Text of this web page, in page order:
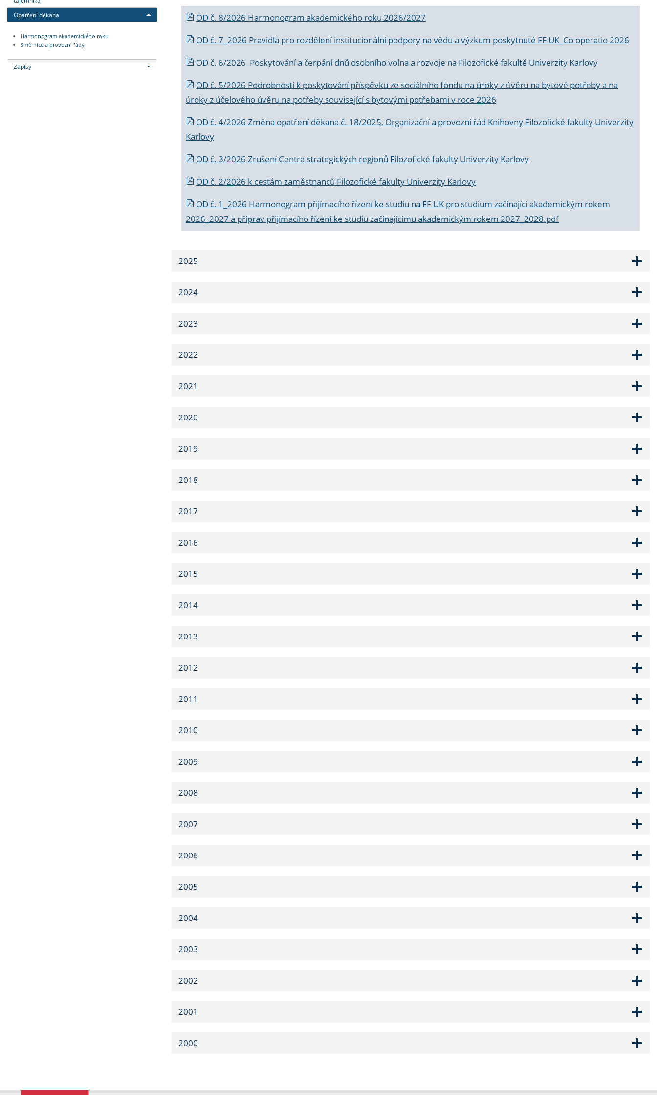
Opatření děkana
Harmonogram akademického roku
Směrnice a provozní řády
Zápisy
OD č. 8/2026 Harmonogram akademického roku 2026/2027
OD č. 7_2026 Pravidla pro rozdělení institucionální podpory na vědu a výzkum poskytnuté FF UK_Co operatio 2026
OD č. 6/2026 Poskytování a čerpání dnů osobního volna a rozvoje na Filozofické fakultě Univerzity Karlovy
OD č. 5/2026 Podrobnosti k poskytování příspěvku ze sociálního fondu na úroky z úvěru na bytové potřeby a na
úroky z účelového úvěru na potřeby související s bytovými potřebami v roce 2026
OD č. 4/2026 Změna opatření děkana č. 18/2025, Organizační a provozní řád Knihovny Filozofické fakulty Univerzity
Karlovy
OD č. 3/2026 Zrušení Centra strategických regionů Filozofické fakulty Univerzity Karlovy
OD č. 2/2026 k cestám zaměstnanců Filozofické fakulty Univerzity Karlovy
OD č. 1_2026 Harmonogram přijímacího řízení ke studiu na FF UK pro studium začínající akademickým rokem
2026_2027 a příprav přijímacího řízení ke studiu začínajícímu akademickým rokem 2027_2028.pdf
2025
2024
2023
2022
2021
2020
2019
2018
2017
2016
2015
2014
2013
2012
2011
2010
2009
2008
2007
2006
2005
2004
2003
2002
2001
2000